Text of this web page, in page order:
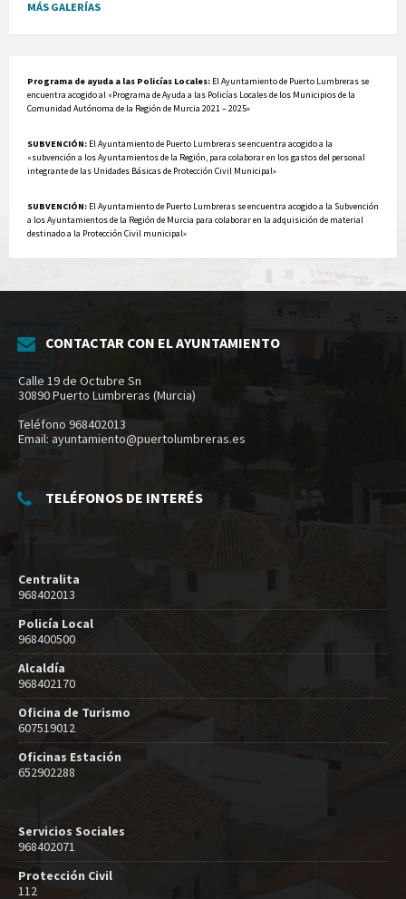
MÁS GALERÍAS
Programa de ayuda a las Policías Locales: El Ayuntamiento de Puerto Lumbreras se
encuentra acogido al «Programa de Ayuda a las Policías Locales de los Municipios de la
Comunidad Autónoma de la Región de Murcia 2021 – 2025»
SUBVENCIÓN: El Ayuntamiento de Puerto Lumbreras se encuentra acogido a la
«subvención a los Ayuntamientos de la Región, para colaborar en los gastos del personal
integrante de las Unidades Básicas de Protección Civil Municipal»
SUBVENCIÓN: El Ayuntamiento de Puerto Lumbreras se encuentra acogido a la Subvención
a los Ayuntamientos de la Región de Murcia para colaborar en la adquisición de material
destinado a la Protección Civil municipal»
CONTACTAR CON EL AYUNTAMIENTO
Calle 19 de Octubre Sn
30890 Puerto Lumbreras (Murcia)
Teléfono 968402013
Email: ayuntamiento@puertolumbreras.es
TELÉFONOS DE INTERÉS
Centralita
968402013
Policía Local
968400500
Alcaldía
968402170
Oficina de Turismo
607519012
Oficinas Estación
652902288
Servicios Sociales
968402071
Protección Civil
112